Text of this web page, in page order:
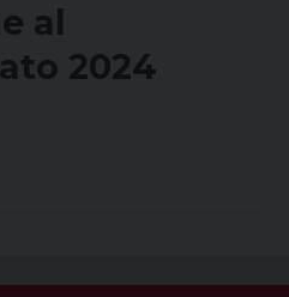
al
2024